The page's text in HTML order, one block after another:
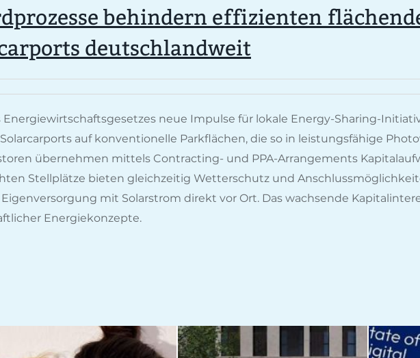
behindern effizienten
deutschlandweit
Energiewirtschaftsgesetzes neue Impulse für lokale Energy-Sharing-
auf konventionelle Parkflächen, die so in leistungsfähige
übernehmen mittels Contracting- und PPA-Arrangements
Stellplätze bieten gleichzeitig Wetterschutz und
mit Solarstrom direkt vor Ort. Das wachsende
Energiekonzepte.